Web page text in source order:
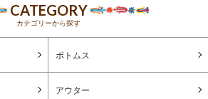
CATEGORY
カテゴリーから探す
ボトムス
アウター